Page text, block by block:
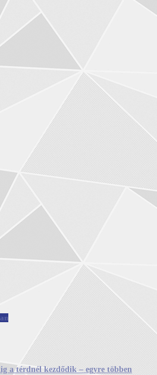
a térdnél kezdődik – egyre többen